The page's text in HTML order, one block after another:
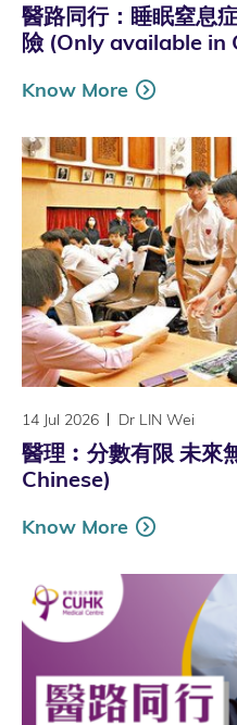
醫路同行：睡眠窒息
險 (Only available in
Know More
14 Jul 2026 Dr LIN Wei
醫理︰分數有限 未來
Chinese)
Know More